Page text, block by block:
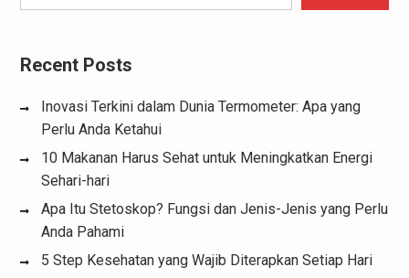
Recent Posts
Inovasi Terkini dalam Dunia Termometer: Apa yang
Perlu Anda Ketahui
10 Makanan Harus Sehat untuk Meningkatkan Energi
Sehari-hari
Apa Itu Stetoskop? Fungsi dan Jenis-Jenis yang Perlu
Anda Pahami
5 Step Kesehatan yang Wajib Diterapkan Setiap Hari